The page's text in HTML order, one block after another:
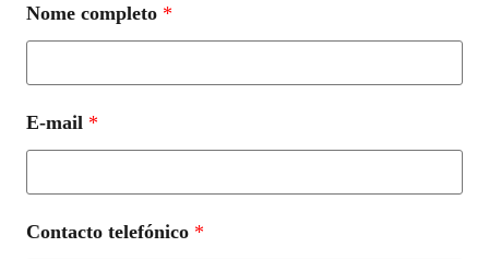
Nome completo
E-mail
Contacto telefónico